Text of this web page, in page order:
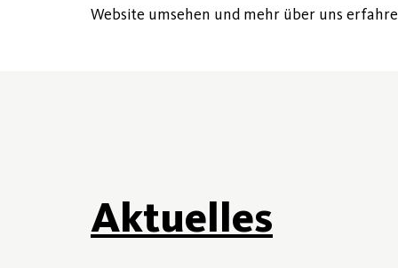
Website umsehen und mehr über uns
Aktuelles